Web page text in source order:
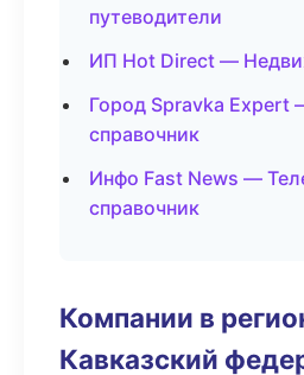
путеводители
ИП Hot Direct —
Город Spravka Expert
справочник
Инфо Fast News —
справочник
Компании в
Кавказский